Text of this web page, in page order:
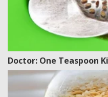
Doctor: One Teaspoon